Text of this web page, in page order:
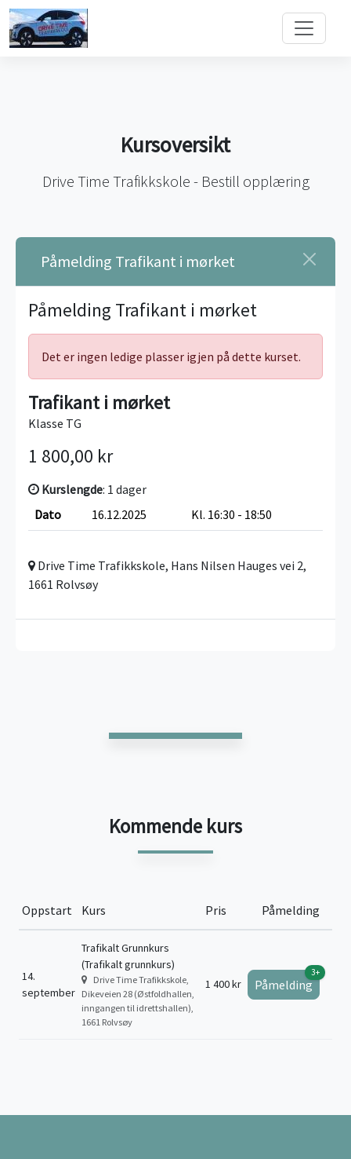
Kursoversikt
Drive Time Trafikkskole - Bestill opplæring
Påmelding Trafikant i mørket
Påmelding Trafikant i mørket
Det er ingen ledige plasser igjen på dette kurset.
Trafikant i mørket
Klasse TG
1 800,00 kr
Kurslengde: 1 dager
Dato
16.12.2025 Kl. 16:30 - 18:50
Drive Time Trafikkskole, Hans Nilsen Hauges vei 2,
1661 Rolvsøy
Kommende kurs
Oppstart Kurs Pris Påmelding
14.
september
Trafikalt Grunnkurs
(Trafikalt grunnkurs)
Drive Time Trafikkskole,
Dikeveien 28 (Østfoldhallen,
inngangen til idrettshallen),
1661 Rolvsøy
1 400 kr Påmelding
3+